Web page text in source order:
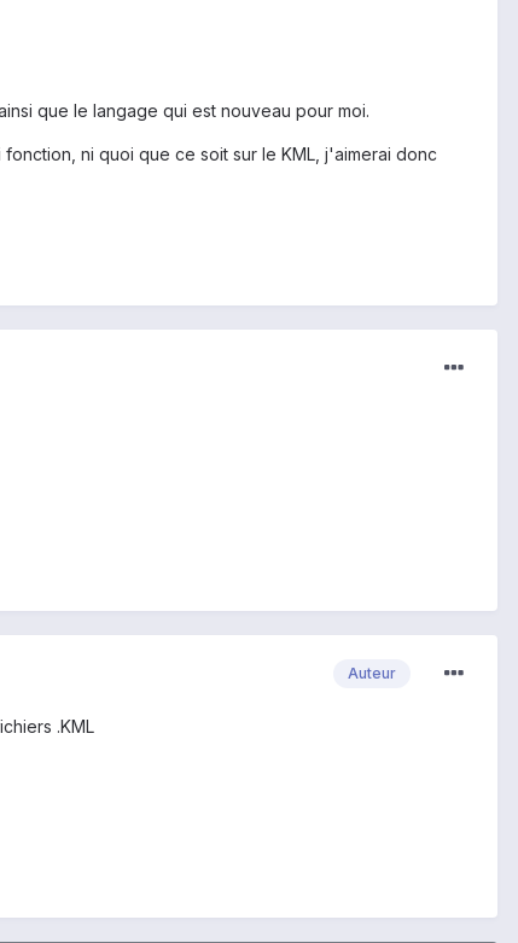
que le langage qui est nouveau pour moi.
ni quoi que ce soit sur le KML, j'aimerai donc
Auteur
.KML